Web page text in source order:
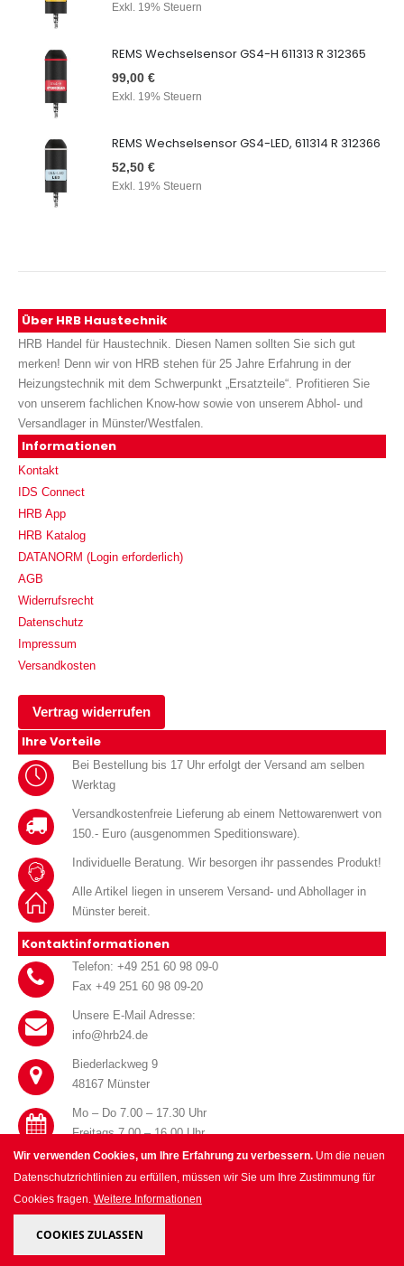
Wir verwenden Cookies, um Ihre Erfahrung zu verbessern. Um die neuen
Datenschutzrichtlinien zu erfüllen, müssen wir Sie um Ihre Zustimmung für
Cookies fragen. Weitere Informationen
COOKIES ZULASSEN
Exkl. 19% Steuern
REMS Wechselsensor GS4-H 611313 R 312365
99,00 €
Exkl. 19% Steuern
REMS Wechselsensor GS4-LED, 611314 R 312366
52,50 €
Exkl. 19% Steuern
Über HRB Haustechnik
HRB Handel für Haustechnik. Diesen Namen sollten Sie sich gut
merken! Denn wir von HRB stehen für 25 Jahre Erfahrung in der
Heizungstechnik mit dem Schwerpunkt „Ersatzteile“. Profitieren Sie
von unserem fachlichen Know-how sowie von unserem Abhol- und
Versandlager in Münster/Westfalen.
Informationen
Kontakt
IDS Connect
HRB App
HRB Katalog
DATANORM (Login erforderlich)
AGB
Widerrufsrecht
Datenschutz
Impressum
Versandkosten
Vertrag widerrufen
Ihre Vorteile
Bei Bestellung bis 17 Uhr erfolgt der Versand am selben
Werktag
Versandkostenfreie Lieferung ab einem Nettowarenwert von
150.- Euro (ausgenommen Speditionsware).
Individuelle Beratung. Wir besorgen ihr passendes Produkt!
Alle Artikel liegen in unserem Versand- und Abhollager in
Münster bereit.
Kontaktinformationen
Telefon: +49 251 60 98 09-0
Fax +49 251 60 98 09-20
Unsere E-Mail Adresse:
info@hrb24.de
Biederlackweg 9
48167 Münster
Mo – Do 7.00 – 17.30 Uhr
Freitags 7.00 – 16.00 Uhr